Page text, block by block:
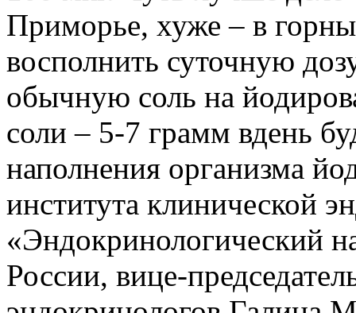
Приморье, хуже – в
восполнить суточную
обычную соль на
соли – 5-7 грамм вдень
наполнения организма
института клинической
«Эндокринологический
России, вице-